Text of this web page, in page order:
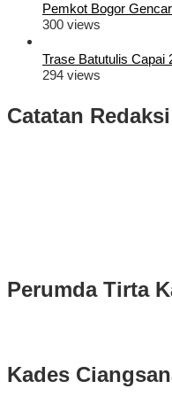
Pemkot Bogor
300 views
Trase Batutulis Capai
294 views
Catatan Redaksi
Perumda Tirta
Kades